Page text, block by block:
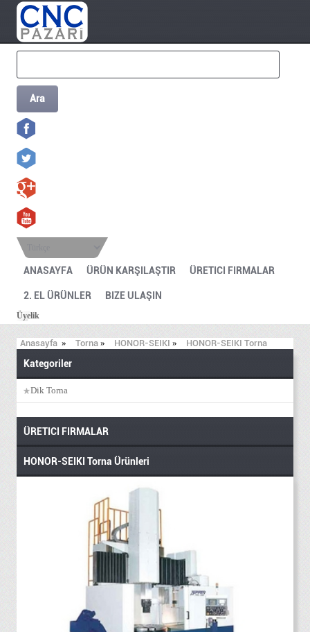
Ara
ANASAYFA ÜRÜN KARŞILAŞTIR ÜRETICI FIRMALAR
2. EL ÜRÜNLER BIZE ULAŞIN
Üyelik
Anasayfa » Torna » HONOR-SEIKI » HONOR-SEIKI Torna
Kategoriler
Dik Torna
ÜRETICI FIRMALAR
HONOR-SEIKI Torna Ürünleri